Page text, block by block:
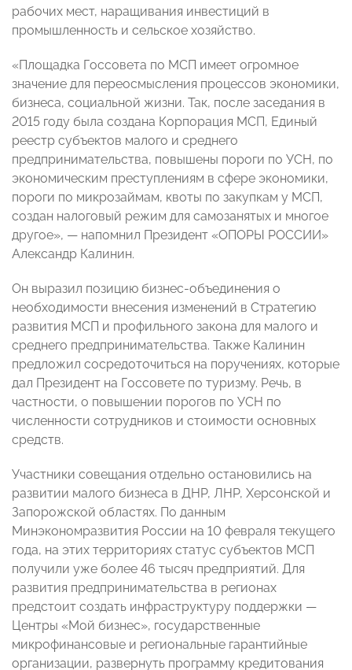
рабочих мест, наращивания инвестиций в
промышленность и сельское хозяйство.
«Площадка Госсовета по МСП имеет огромное
значение для переосмысления процессов экономики,
бизнеса, социальной жизни. Так, после заседания в
2015 году была создана Корпорация МСП, Единый
реестр субъектов малого и среднего
предпринимательства, повышены пороги по УСН, по
экономическим преступлениям в сфере экономики,
пороги по микрозаймам, квоты по закупкам у МСП,
создан налоговый режим для самозанятых и многое
другое», — напомнил Президент «ОПОРЫ РОССИИ»
Александр Калинин.
Он выразил позицию бизнес-объединения о
необходимости внесения изменений в Стратегию
развития МСП и профильного закона для малого и
среднего предпринимательства. Также Калинин
предложил сосредоточиться на поручениях, которые
дал Президент на Госсовете по туризму. Речь, в
частности, о повышении порогов по УСН по
численности сотрудников и стоимости основных
средств.
Участники совещания отдельно остановились на
развитии малого бизнеса в ДНР, ЛНР, Херсонской и
Запорожской областях. По данным
Минэкономразвития России на 10 февраля текущего
года, на этих территориях статус субъектов МСП
получили уже более 46 тысяч предприятий. Для
развития предпринимательства в регионах
предстоит создать инфраструктуру поддержки —
Центры «Мой бизнес», государственные
микрофинансовые и региональные гарантийные
организации, развернуть программу кредитования